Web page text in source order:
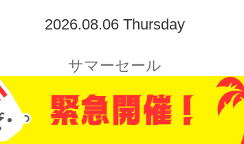
2026.08.06 Thursday
サマーセール